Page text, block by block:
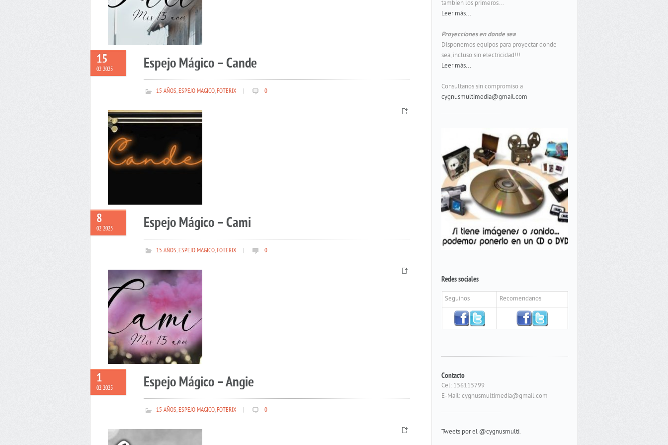
15
02 2025 Espejo Mágico – Cande
15 AÑOS,ESPEJO MAGICO,FOTERIX 0
8
02 2025 Espejo Mágico – Cami
15 AÑOS,ESPEJO MAGICO,FOTERIX 0
1
02 2025 Espejo Mágico – Angie
15 AÑOS,ESPEJO MAGICO,FOTERIX 0
tambien los primeros...
Leer más...
Proyecciones en donde sea
Disponemos equipos para proyectar donde
sea, incluso sin electricidad!!!
Leer más...
Consultanos sin compromiso a
cygnusmultimedia@gmail.com
Redes sociales
Seguinos
Contacto
E-Mail: cygnusmultimedia@gmail.com
Tweets por el @cygnusmulti.